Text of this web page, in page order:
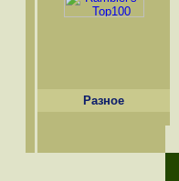
Разное